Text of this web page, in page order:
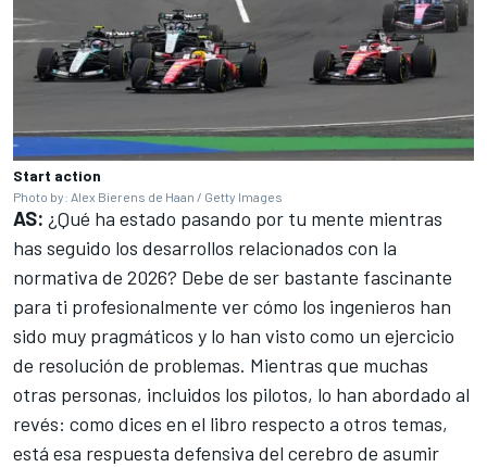
Start action
Photo by: Alex Bierens de Haan / Getty Images
AS: ¿Qué ha estado pasando por tu mente mientras
has seguido los desarrollos relacionados con la
normativa de 2026? Debe de ser bastante fascinante
para ti profesionalmente ver cómo los ingenieros han
sido muy pragmáticos y lo han visto como un ejercicio
de resolución de problemas. Mientras que muchas
otras personas, incluidos los pilotos, lo han abordado al
revés: como dices en el libro respecto a otros temas,
está esa respuesta defensiva del cerebro de asumir